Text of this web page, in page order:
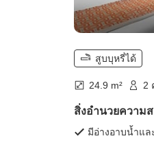
สูบบุหรี่ได้
24.9 m² 2
สิ่งอำนวยความ
มีอ่างอาบน้ำแล